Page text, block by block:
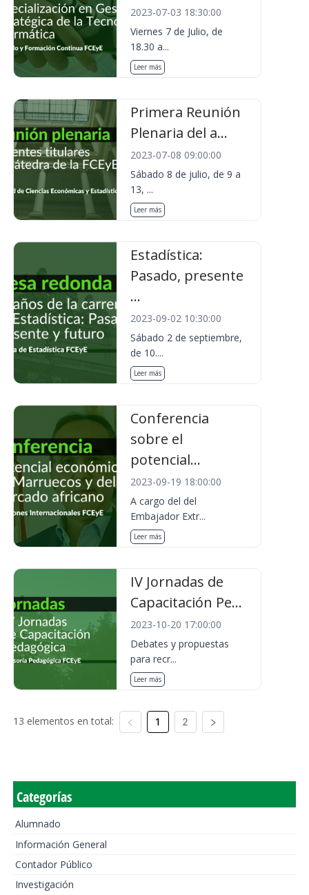
2023-07-03 18:30:00
Viernes 7 de Julio, de
18.30 a...
Leer más
Primera Reunión
Plenaria del a...
2023-07-08 09:00:00
Sábado 8 de julio, de 9 a
13, ...
Leer más
Estadística:
Pasado, presente
...
2023-09-02 10:30:00
Sábado 2 de septiembre,
de 10....
Leer más
Conferencia
sobre el
potencial...
2023-09-19 18:00:00
A cargo del del
Embajador Extr...
Leer más
IV Jornadas de
Capacitación Pe...
2023-10-20 17:00:00
Debates y propuestas
para recr...
Leer más
13 elementos en total: 1 2
Categorías
Alumnado
Información General
Contador Público
Investigación